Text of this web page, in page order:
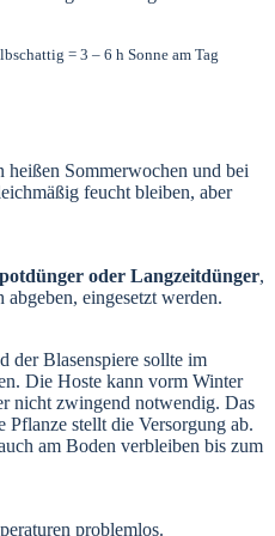
= 3 – 6 h Sonne am Tag
Sommerwochen und bei
feucht bleiben, aber
oder Langzeitdünger,
eingesetzt werden.
der Blasenspiere sollte im
Die Hoste kann vorm Winter
nicht zwingend notwendig. Das
stellt die Versorgung ab.
am Boden verbleiben bis zum
problemlos.